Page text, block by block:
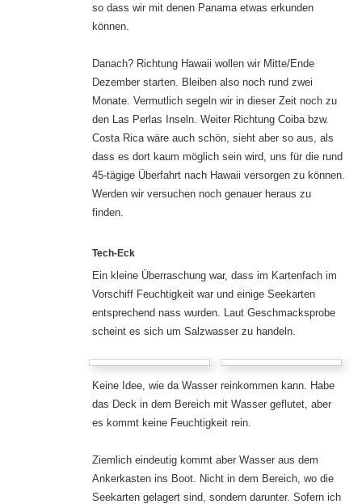
so dass wir mit denen Panama etwas erkunden
können.
Danach? Richtung Hawaii wollen wir Mitte/Ende
Dezember starten. Bleiben also noch rund zwei
Monate. Vermutlich segeln wir in dieser Zeit noch zu
den Las Perlas Inseln. Weiter Richtung Coiba bzw.
Costa Rica wäre auch schön, sieht aber so aus, als
dass es dort kaum möglich sein wird, uns für die rund
45-tägige Überfahrt nach Hawaii versorgen zu können.
Werden wir versuchen noch genauer heraus zu
finden.
Tech-Eck
Ein kleine Überraschung war, dass im Kartenfach im
Vorschiff Feuchtigkeit war und einige Seekarten
entsprechend nass wurden. Laut Geschmacksprobe
scheint es sich um Salzwasser zu handeln.
Keine Idee, wie da Wasser reinkommen kann. Habe
das Deck in dem Bereich mit Wasser geflutet, aber
es kommt keine Feuchtigkeit rein.
Ziemlich eindeutig kommt aber Wasser aus dem
Ankerkasten ins Boot. Nicht in dem Bereich, wo die
Seekarten gelagert sind, sondern darunter. Sofern ich